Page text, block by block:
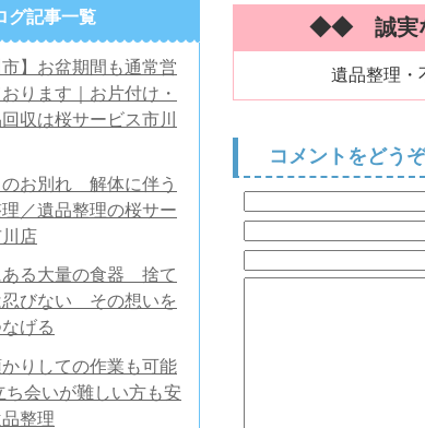
グ記事一覧
市】お盆期間も通常営
ります｜お片付け・
収は桜サービス市川
のお別れ 解体に伴う
／遺品整理の桜サー
川店
ある大量の食器 捨て
忍びない その想いを
げる
りしての作業も可能
ち会いが難しい方も安
整理
◆◆ 誠実な
遺品整理
コメントをどうぞ